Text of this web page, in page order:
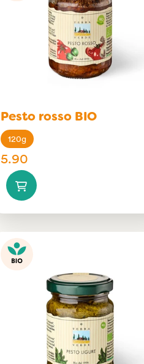
Pesto rosso BIO
120g
5.90